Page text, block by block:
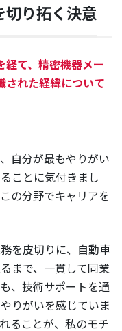
り拓く決意
経て、精密機器メー
された経緯について
自分が最もやりがい
ことに気付きまし
の分野でキャリアを
を皮切りに、自動車
まで、一貫して同業
、技術サポートを通
りがいを感じていま
ることが、私のモチ